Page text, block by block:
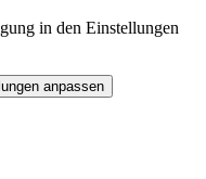
in den Einstellungen
anpassen